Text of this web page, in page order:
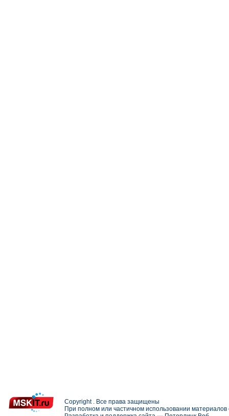
Copyright . Все права защищены
При полном или частичном использовании